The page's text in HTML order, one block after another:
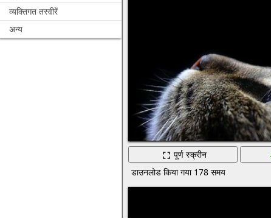
व्यक्तिगत तस्वीरें
अन्य
पूर्ण स्क्रीन
डाउनलोड किया गया 178 समय